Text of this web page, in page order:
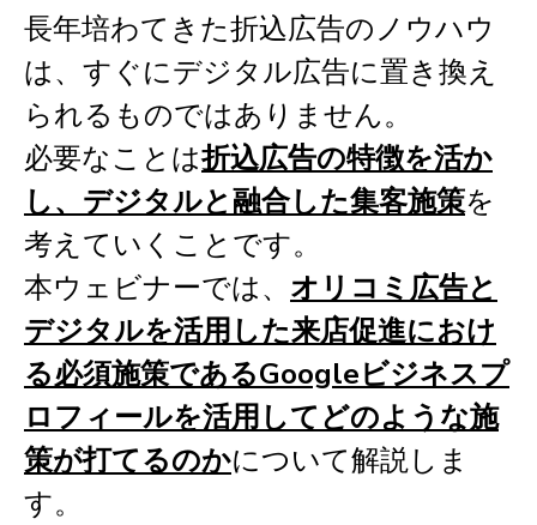
長年培わてきた折込広告のノウハウ
は、すぐにデジタル広告に置き換え
られるものではありません。
必要なことは折込広告の特徴を活か
し、デジタルと融合した集客施策を
考えていくことです。
本ウェビナーでは、 オリコミ広告と
デジタルを活用した来店促進におけ
る必須施策であるGoogleビジネスプ
ロフィールを活用してどのような施
策が打てるのかについて解説しま
す。